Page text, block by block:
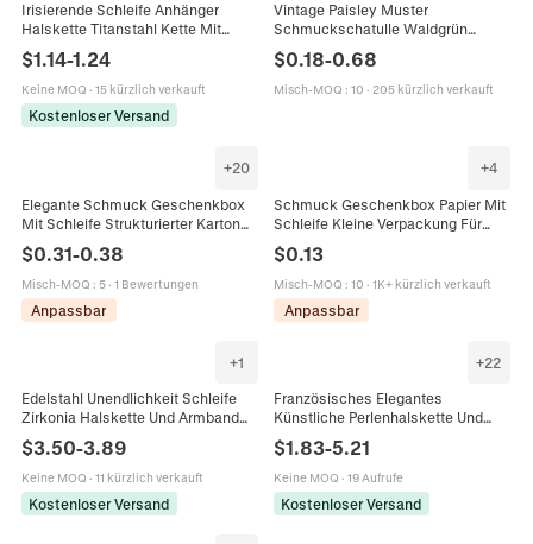
Irisierende Schleife Anhänger
Halskette Titanstahl Kette Mit
Zirkon Schicke Bunte
Schmetterling Schlüsselbein
Schmuck Damen
$1.14-1.24
Keine MOQ · 15 kürzlich verkauft
Kostenloser Versand
Vintage Paisley Muster
Schmuckschatulle Waldgrün
Schleife Karton Verpackung Für
Ring Halskette Ohrring Geschenk
$0.18-0.68
Misch-MOQ : 10 · 205 kürzlich verkauft
+20
Elegante Schmuck Geschenkbox
Mit Schleife Strukturierter Karton
Armbänder Verpackung
$0.31-0.38
Misch-MOQ : 5· 1 Bewertungen
Anpassbar
+4
Schmuck Geschenkbox Papier Mit
Schleife Kleine Verpackung Für
Texturierte Hülle
$0.13
Misch-MOQ : 10 · 1K+ kürzlich verkauft
Anpassbar
+1
Edelstahl Unendlichkeit Schleife
Zirkonia Halskette Und Armband
Für Damen PVD Beschichtet
Vintage Mode Schmuck Doppel
Gelaagte Blumen Accessoires
$3.50-3.89
Keine MOQ · 11 kürzlich verkauft
Kostenloser Versand
+22
Französisches Elegantes
Künstliche Perlenhalskette Und
Ohrringe Mit Harzrose
Schmetterlingsschleife Und 925
Sterling Silber Ohrringpfosten
$1.83-5.21
Keine MOQ · 19 Aufrufe
Kostenloser Versand